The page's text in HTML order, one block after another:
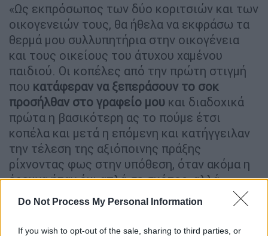
Do Not Process My Personal Information
If you wish to opt-out of the sale, sharing to third parties, or
«Ως εκπρόσωπος των δύο κοριτσιών και των
οικογενειών τους, θα ήθελα να εκφράσω τα
θερμά μου συλλυπητήρια στην οικογένεια
και τους οικείους του άτυχου χαμένου
παιδιού. Οι κοπέλες από την πρώτη στιγμή
που κατάφεραν να ξεπεράσουν το σοκ
προσήλθαν στο γραφείο μου και διαδοχικά
πρώτα η βασικότερη ας το πούμε έτσι
κοπέλα και μετά η επόμενη και κατήγγειλαν
την τέλεση της αξιόποινης πράξης
ρίχνοντας φως στην υπόθεση, όταν ακόμα η
έρευνα ήταν όχι απλά σε σκότος, αλλά
αποπροσανατολισμένη με κατεύθυνση κατά
κύριο λόγο το επάγγελμα του θλιβερού
πατρός» σημείωσε ο δικηγόρος.